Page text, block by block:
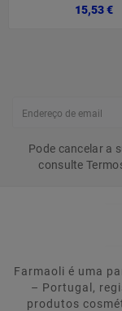
15,53 €
Pode cancelar a
consulte
Farmaoli é uma
– Portugal,
produtos